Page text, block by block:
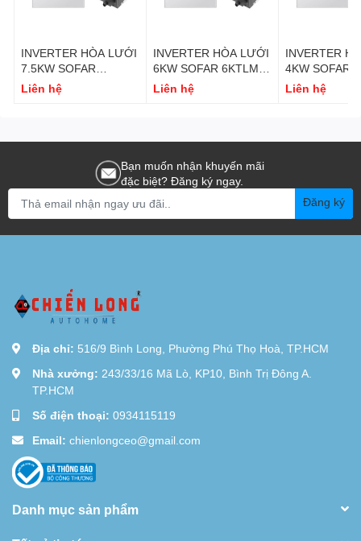
INVERTER HÒA LƯỚI
7.5KW SOFAR
7.5KTLM-G2
Liên hệ
INVERTER HÒA LƯỚI
6KW SOFAR 6KTLM-
G2
Liên hệ
INVERTER
4KW SOFAR
G2
Liên hệ
Bạn muốn nhận khuyến mãi
đặc biệt? Đăng ký ngay.
Đăng ký
Địa chỉ: 516/9 Bình Long, Phường Phú Thọ Hoà, TP.HCM
Nhà xưởng: 243/33/16 Mã Lò, KP10, Bình Trị Đông A.
TP.HCM
Số điện thoại: 0934115119
Email: chienlongceo@gmail.com
Danh mục sản phẩm